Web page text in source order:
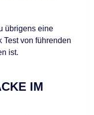
übrigens eine
Test von führenden
ist.
IM